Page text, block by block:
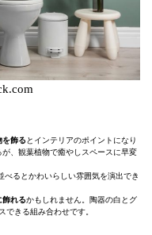
を飾る とインテリアのポイントになり
、観葉植物で癒やしスペースに早変
べるとかわいらしい雰囲気を演出でき
飾れるかもしれません。陶器の白とグ
できる組み合わせです。